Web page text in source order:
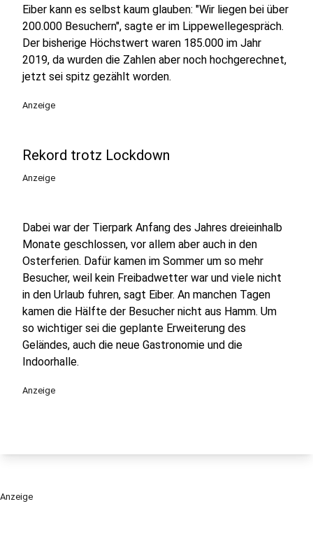
Eiber kann es selbst kaum glauben: "Wir liegen bei über
200.000 Besuchern", sagte er im Lippewellegespräch.
Der bisherige Höchstwert waren 185.000 im Jahr
2019, da wurden die Zahlen aber noch hochgerechnet,
jetzt sei spitz gezählt worden.
Anzeige
Rekord trotz Lockdown
Anzeige
Dabei war der Tierpark Anfang des Jahres dreieinhalb
Monate geschlossen, vor allem aber auch in den
Osterferien. Dafür kamen im Sommer um so mehr
Besucher, weil kein Freibadwetter war und viele nicht
in den Urlaub fuhren, sagt Eiber. An manchen Tagen
kamen die Hälfte der Besucher nicht aus Hamm. Um
so wichtiger sei die geplante Erweiterung des
Geländes, auch die neue Gastronomie und die
Indoorhalle.
Anzeige
Anzeige